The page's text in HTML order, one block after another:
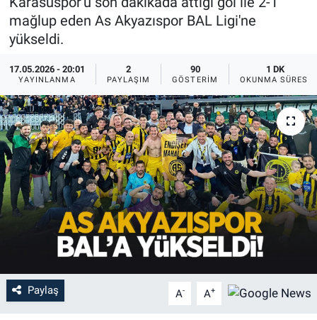
mağlup eden As Akyazıspor BAL Ligi'ne
yükseldi.
17.05.2026 - 20:01
YAYINLANMA
2
PAYLAŞIM
90
GÖSTERIM
1 DK
OKUNMA SÜRESI
Paylaş A- A+